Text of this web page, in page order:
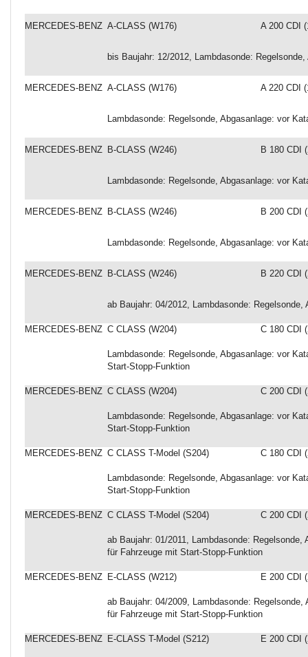
MERCEDES-BENZ A-CLASS (W176) A 200 CDI
bis Baujahr: 12/2012, Lambdasonde:
MERCEDES-BENZ A-CLASS (W176) A 220 CDI
Lambdasonde: Regelsonde, Abgasanlage: vor
MERCEDES-BENZ B-CLASS (W246) B 180 CDI
Lambdasonde: Regelsonde, Abgasanlage: vor
MERCEDES-BENZ B-CLASS (W246) B 200 CDI
Lambdasonde: Regelsonde, Abgasanlage: vor
MERCEDES-BENZ B-CLASS (W246) B 220 CDI
ab Baujahr: 04/2012, Lambdasonde:
MERCEDES-BENZ C CLASS (W204) C 180 CDI
Lambdasonde: Regelsonde, Abgasanlage: vor
Start-Stopp-Funktion
MERCEDES-BENZ C CLASS (W204) C 200 CDI
Lambdasonde: Regelsonde, Abgasanlage: vor
Start-Stopp-Funktion
MERCEDES-BENZ C CLASS T-Model (S204) C 180 CDI
Lambdasonde: Regelsonde, Abgasanlage: vor
Start-Stopp-Funktion
MERCEDES-BENZ C CLASS T-Model (S204) C 200 CDI
ab Baujahr: 01/2011, Lambdasonde:
für Fahrzeuge mit Start-Stopp-Funktion
MERCEDES-BENZ E-CLASS (W212) E 200 CDI
ab Baujahr: 04/2009, Lambdasonde:
für Fahrzeuge mit Start-Stopp-Funktion
MERCEDES-BENZ E-CLASS T-Model (S212) E 200 CDI